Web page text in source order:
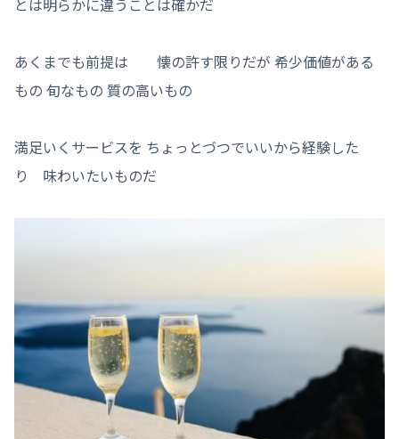
あくまでも前提は 懐の許す限りだが 希少価値がある
もの 旬なもの 質の高いもの
満足いくサービスを ちょっとづつでいいから経験した
り 味わいたいものだ